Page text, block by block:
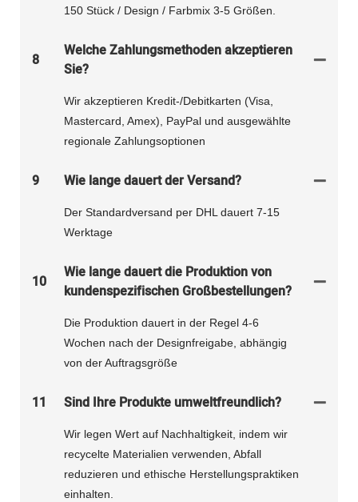
150 Stück / Design / Farbmix 3-5 Größen.
8
Welche Zahlungsmethoden akzeptieren
Sie?
Wir akzeptieren Kredit-/Debitkarten (Visa,
Mastercard, Amex), PayPal und ausgewählte
regionale Zahlungsoptionen
9 Wie lange dauert der Versand?
Der Standardversand per DHL dauert 7-15
Werktage
10
Wie lange dauert die Produktion von
kundenspezifischen Großbestellungen?
Die Produktion dauert in der Regel 4-6
Wochen nach der Designfreigabe, abhängig
von der Auftragsgröße
11 Sind Ihre Produkte umweltfreundlich?
Wir legen Wert auf Nachhaltigkeit, indem wir
recycelte Materialien verwenden, Abfall
reduzieren und ethische Herstellungspraktiken
einhalten.